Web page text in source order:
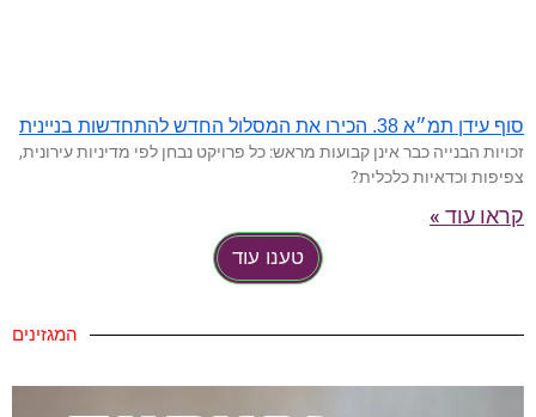
סוף עידן תמ״א 38. הכירו את המסלול החדש להתחדשות בניינית
זכויות הבנייה כבר אינן קבועות מראש: כל פרויקט נבחן לפי מדיניות עירונית,
צפיפות וכדאיות כלכלית?
קראו עוד »
טענו עוד
המגזינים